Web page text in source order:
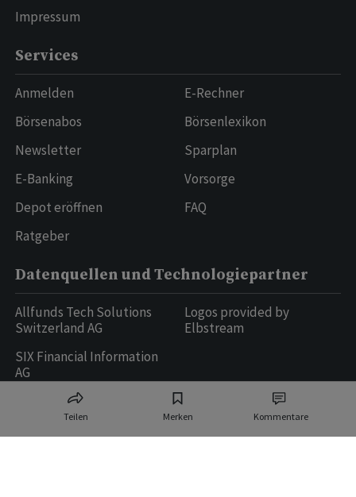
Teilen Merken Kommentare
Impressum
Services
Anmelden
Börsenabos
Newsletter
E-Banking
Depot eröffnen
Ratgeber
E-Rechner
Börsenlexikon
Sparplan
Vorsorge
FAQ
Datenquellen und Technologiepartner
Allfunds Tech Solutions
Switzerland AG
SIX Financial Information
AG
Logos provided by
Elbstream